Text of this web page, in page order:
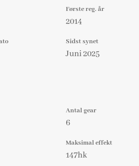
Første reg. år
2014
Sidst synet
Juni 2025
Antal gear
6
Maksimal effekt
147hk